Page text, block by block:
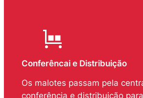
Conferêncai e Distribuição
Os malotes passam pela
conferência e distribuição